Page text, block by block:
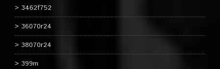
3462f752
36070r24
38070r24
399m